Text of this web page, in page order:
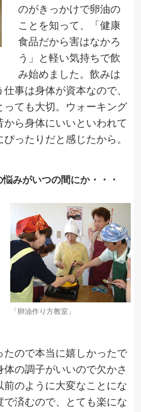
のがきっかけで卵油の
ことを知って、「健康
食品だから害はなかろ
う」と軽い気持ちで飲
み始めました。飲みは
事は身体が資本なので、
ても大切。ウォーキング
ら身体にいいといわれて
ったりだと感じたから。
みがいつの間にか・・・
「卵油作り方教室」
たので本当に嬉しかったで
の調子がいいので欠かさ
のように大変なことにな
で済むので、とても楽にな